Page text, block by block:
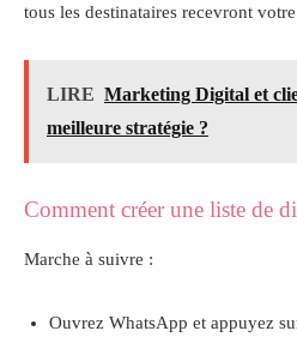
tous les destinataires recevront votre
LIRE Marketing Digital et
meilleure stratégie ?
Comment créer une liste de
Marche à suivre :
Ouvrez WhatsApp et appuyez